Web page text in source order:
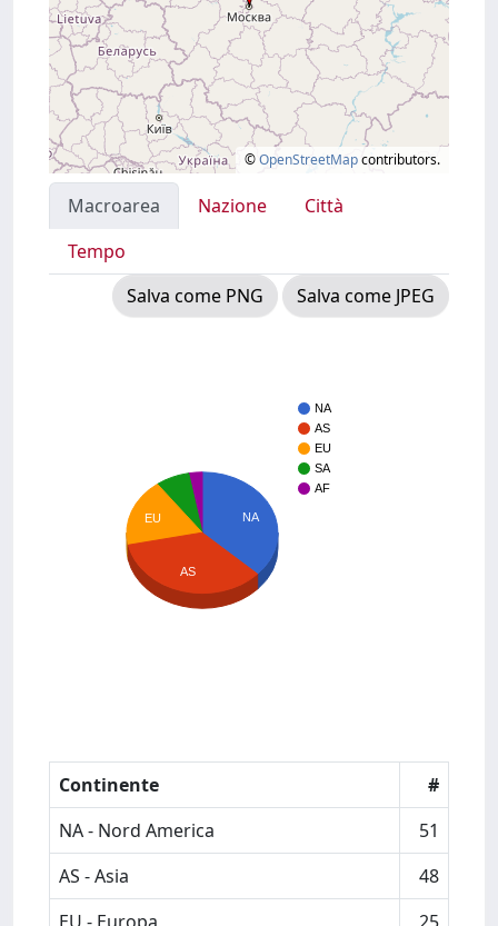
©OpenStreetMapcontributors.
Macroarea Nazione
Città
Tempo
Salva come PNG
Salva come JPEG
NA
AS
EU
SA
AF
NA
EU
AS
Continente
#
NA - Nord America
51
AS - Asia
48